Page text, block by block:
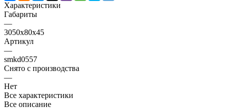
Характеристики
Габариты
—
3050х80х45
Артикул
—
smkd0557
Снято с производства
—
Нет
Все характеристики
Все описание